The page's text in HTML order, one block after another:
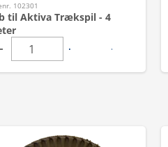
102301
til Aktiva Trækspil - 4